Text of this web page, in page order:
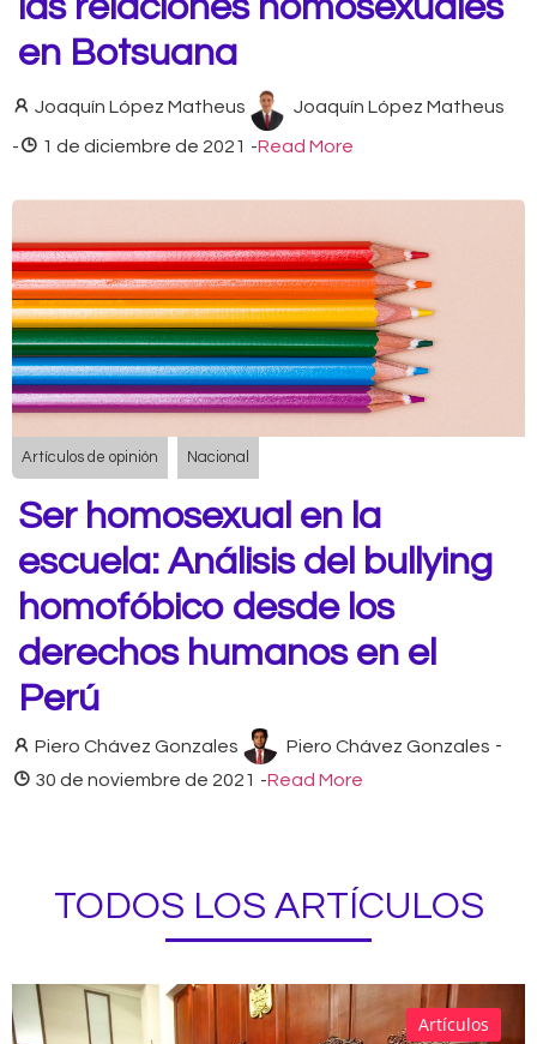
las relaciones homosexuales
en Botsuana
Joaquín López Matheus Joaquín López Matheus
- 1 de diciembre de 2021 -Read More
Artículos de opinión Nacional
Ser homosexual en la
escuela: Análisis del bullying
homofóbico desde los
derechos humanos en el
Perú
Piero Chávez Gonzales Piero Chávez Gonzales -
30 de noviembre de 2021 -Read More
TODOS LOS ARTÍCULOS
Artículos